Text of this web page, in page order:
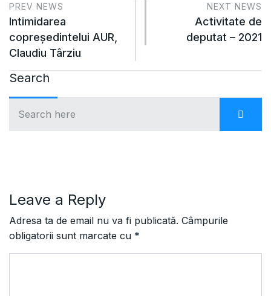
PREV NEWS
Intimidarea
copreşedintelui AUR,
Claudiu Târziu
NEXT NEWS
Activitate de
deputat – 2021
Search
Leave a Reply
Adresa ta de email nu va fi publicată. Câmpurile
obligatorii sunt marcate cu *